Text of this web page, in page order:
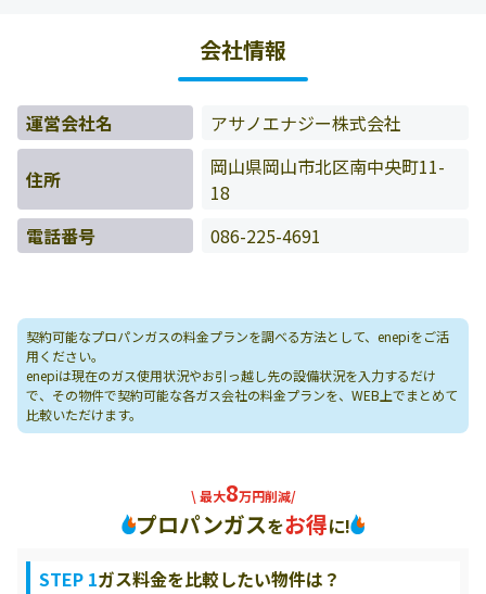
会社情報
運営会社名 アサノエナジー株式会社
住所
岡山県岡山市北区南中央町11-
18
電話番号
086-225-4691
契約可能なプロパンガスの料金プランを調べる方法として、enepiをご活
用ください。
enepiは現在のガス使用状況やお引っ越し先の設備状況を入力するだけ
で、その物件で契約可能な各ガス会社の料金プランを、WEB上でまとめて
比較いただけます。
\ 最大8万円削減/
プロパンガスをお得に!
STEP 1ガス料金を比較したい物件は？